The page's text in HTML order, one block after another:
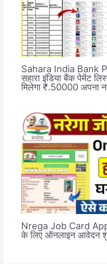
Sahara India Bank
सहारा इंडिया बैंक पेमेंट
मिलेगा ₹.50000 अपना
Nrega Job Card
के लिए ऑनलाइन आवेदन